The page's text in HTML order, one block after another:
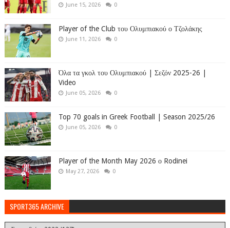
June 15, 2026 0
Player of the Club του Ολυμπιακού ο Τζολάκης
June 11, 2026 0
Όλα τα γκολ του Ολυμπιακού | Σεζόν 2025-26 |
Video
June 05, 2026 0
Top 70 goals in Greek Football | Season 2025/26
June 05, 2026 0
Player of the Month May 2026 ο Rodinei
May 27, 2026 0
SPORT365 ARCHIVE